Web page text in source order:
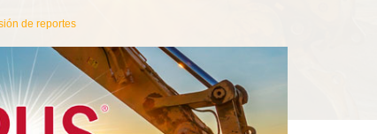
de reportes